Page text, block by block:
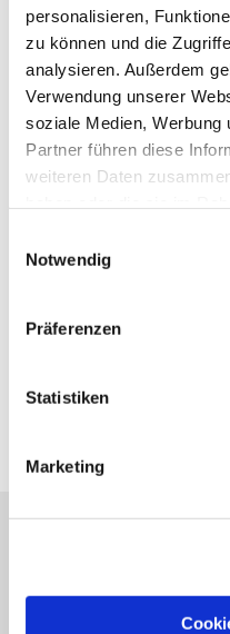
personalisieren,
zu können und die
analysieren. Außerdem
Verwendung unserer
soziale Medien, Werbung
Partner führen diese
weiteren Daten
Notwendig
Präferenzen
Statistiken
Marketing
Pfarrei St. Benedikt